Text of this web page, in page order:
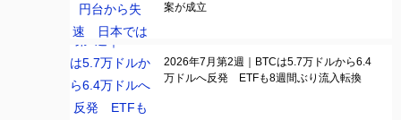
案が成立
2026年7月第2週｜BTCは5.7万ドルから6.4
万ドルへ反発 ETFも8週間ぶり流入転換